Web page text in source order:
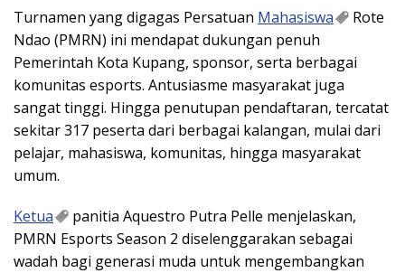
Turnamen yang digagas Persatuan Mahasiswa
Rote
Ndao (PMRN) ini mendapat dukungan penuh
Pemerintah Kota Kupang, sponsor, serta berbagai
komunitas esports. Antusiasme masyarakat juga
sangat tinggi. Hingga penutupan pendaftaran, tercatat
sekitar 317 peserta dari berbagai kalangan, mulai dari
pelajar, mahasiswa, komunitas, hingga masyarakat
umum.
Ketua
panitia Aquestro Putra Pelle menjelaskan,
PMRN Esports Season 2 diselenggarakan sebagai
wadah bagi generasi muda untuk mengembangkan